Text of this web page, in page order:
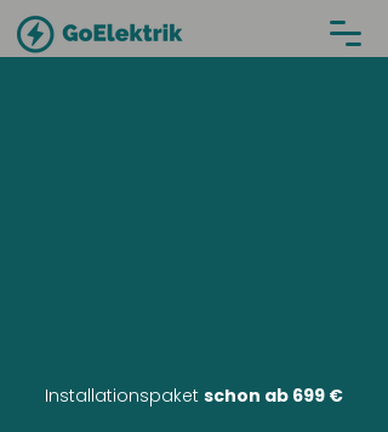
Installationspaket schon ab 699 €